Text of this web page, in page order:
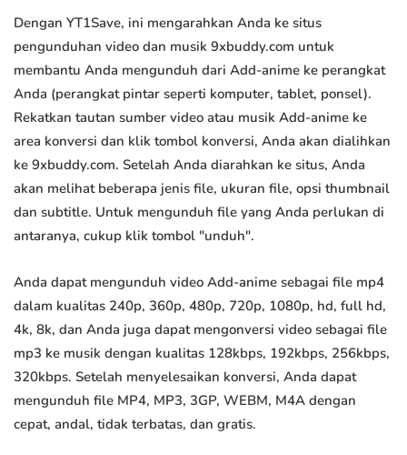
Dengan YT1Save, ini mengarahkan Anda ke situs
pengunduhan video dan musik 9xbuddy.com untuk
membantu Anda mengunduh dari Add-anime ke perangkat
Anda (perangkat pintar seperti komputer, tablet, ponsel).
Rekatkan tautan sumber video atau musik Add-anime ke
area konversi dan klik tombol konversi, Anda akan dialihkan
ke 9xbuddy.com. Setelah Anda diarahkan ke situs, Anda
akan melihat beberapa jenis file, ukuran file, opsi thumbnail
dan subtitle. Untuk mengunduh file yang Anda perlukan di
antaranya, cukup klik tombol "unduh".
Anda dapat mengunduh video Add-anime sebagai file mp4
dalam kualitas 240p, 360p, 480p, 720p, 1080p, hd, full hd,
4k, 8k, dan Anda juga dapat mengonversi video sebagai file
mp3 ke musik dengan kualitas 128kbps, 192kbps, 256kbps,
320kbps. Setelah menyelesaikan konversi, Anda dapat
mengunduh file MP4, MP3, 3GP, WEBM, M4A dengan
cepat, andal, tidak terbatas, dan gratis.